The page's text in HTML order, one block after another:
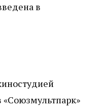
в
«Союзмультпарк»